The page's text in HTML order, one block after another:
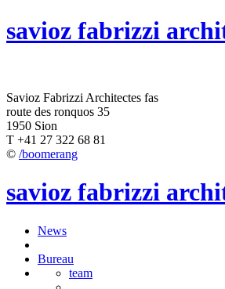
savioz fabrizzi
Savioz Fabrizzi Architectes fas
route des ronquos 35
1950 Sion
T +41 27 322 68 81
© /boomerang
savioz fabrizzi
News
Bureau
team